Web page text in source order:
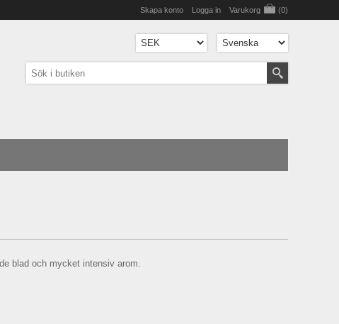
Skapa konto Logga in Varukorg (0)
blad och mycket intensiv arom.